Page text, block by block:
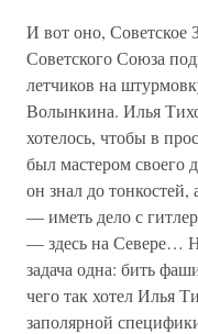
И вот оно, Советское
Советского Союза
летчиков на
Волынкина. Илья
хотелось, чтобы в
был мастером своего
он знал до
— иметь дело с
— здесь на Севере…
задача одна: бить
чего так хотел Илья
заполярной